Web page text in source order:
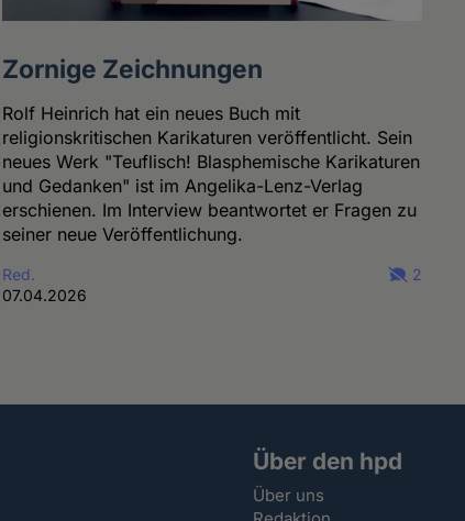
Zornige Zeichnungen
Rolf Heinrich hat ein neues Buch mit
religionskritischen Karikaturen veröffentlicht. Sein
neues Werk "Teuflisch! Blasphemische Karikaturen
und Gedanken" ist im Angelika-Lenz-Verlag
erschienen. Im Interview beantwortet er Fragen zu
seiner neue Veröffentlichung.
Red.
07.04.2026
2
Über den hpd
Über uns